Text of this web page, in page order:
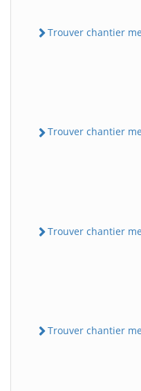
Trouver chantier
Trouver chantier
Trouver chantier
Trouver chantier